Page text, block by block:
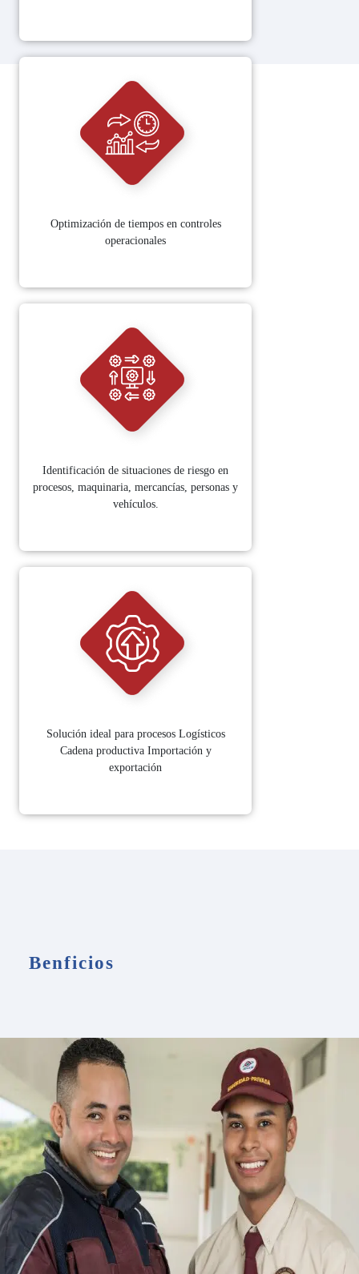
Optimización de tiempos en controles
operacionales​
Identificación de situaciones de riesgo en
procesos, maquinaria, mercancías, personas y
vehículos.​
​Solución ideal para procesos ​Logísticos​
Cadena productiva Importación y
exportación
Benficios​